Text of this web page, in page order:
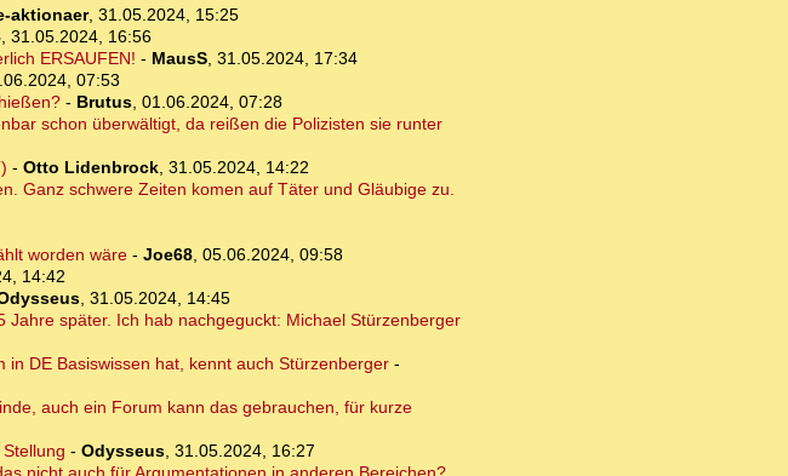
aktionaer, 31.05.2024, 15:25
, 31.05.2024, 16:56
ERSAUFEN! - MausS, 31.05.2024, 17:34
07:53
- Brutus, 01.06.2024, 07:28
schon überwältigt, da reißen die Polizisten sie runter
- Otto Lidenbrock, 31.05.2024, 14:22
Ganz schwere Zeiten komen auf Täter und Gläubige zu.
worden wäre- Joe68, 05.06.2024, 09:58
14:42
, 31.05.2024, 14:45
später. Ich hab nachgeguckt: Michael Stürzenberger
DE Basiswissen hat, kennt auch Stürzenberger-
auch ein Forum kann das gebrauchen, für kurze
- Odysseus, 31.05.2024, 16:27